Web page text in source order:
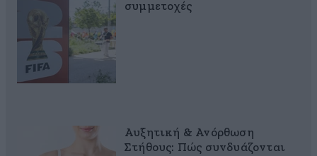
συμμετοχές
Αυξητική & Ανόρθωση
Στήθους: Πώς συνδυάζονται